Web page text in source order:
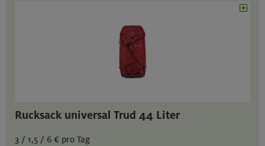
Rucksack universal Trud 44 Liter
3 / 1,5 / 6 € pro Tag